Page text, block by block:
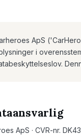
ApS
i
ApS · CVR-nr.